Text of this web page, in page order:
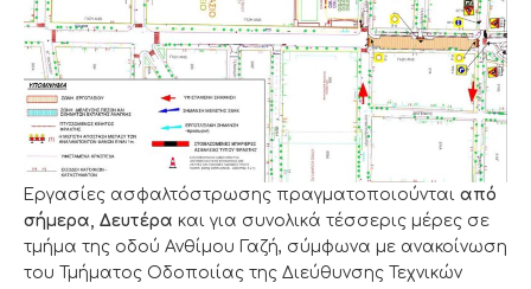
Εργασίες ασφαλτόστρωσης πραγματοποιούνται από
σήμερα, Δευτέρα και για συνολικά τέσσερις μέρες σε
τμήμα της οδού Ανθίμου Γαζή, σύμφωνα με ανακοίνωση
του Τμήματος Οδοποιίας της Διεύθυνσης Τεχνικών